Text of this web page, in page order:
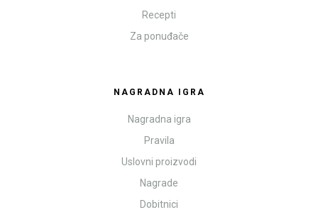
Recepti
Za ponuđače
NAGRADNA IGRA
Nagradna igra
Pravila
Uslovni proizvodi
Nagrade
Dobitnici